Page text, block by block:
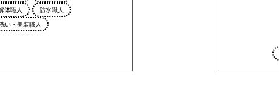
体職人
防水職人
い・美装職人